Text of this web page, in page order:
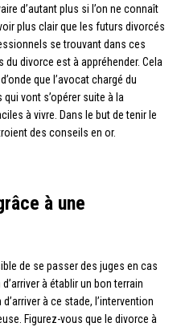
d’autant plus si l’on ne connaît
plus clair que les futurs divorcés
se trouvant dans ces
divorce est à appréhender. Cela
que l’avocat chargé du
vont s’opérer suite à la
à vivre. Dans le but de tenir le
des conseils en or.
à une
de se passer des juges en cas
à établir un bon terrain
à ce stade, l’intervention
Figurez-vous que le divorce à